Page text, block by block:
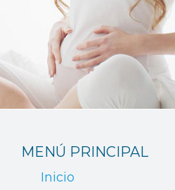
MENÚ PRINCIPAL
Inicio